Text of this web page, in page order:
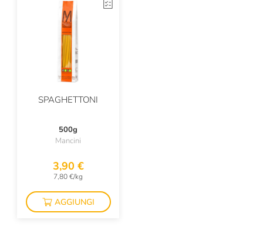
Maple Farm
Marc E Manuel Giro
Menabrea
Nasti Dante
Nesti Dante
SPAGHETTONI
500g
Mancini
3,90 €
7,80 €/kg
AGGIUNGI